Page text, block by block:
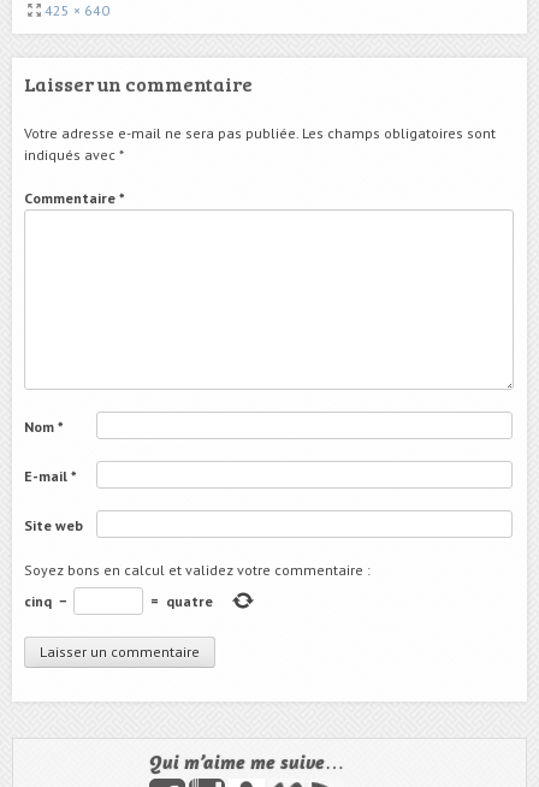
425 × 640
Laisser un commentaire
Votre adresse e-mail ne sera pas publiée. Les champs obligatoires sont
indiqués avec *
Commentaire *
Nom *
E-mail *
Site web
Soyez bons en calcul et validez votre commentaire :
cinq − = quatre
Qui m’aime me suive…